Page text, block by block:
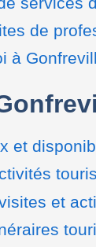
de
à
et
et